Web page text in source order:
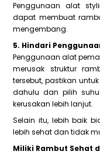
Penggunaan alat
dapat membuat
mengembang.
5. Hindari
Penggunaan alat
merusak struktur
tersebut, pastikan
dahulu dan pilih
kerusakan lebih lanjut.
Selain itu, lebih baik
lebih sehat dan tidak
Miliki Rambut Sehat